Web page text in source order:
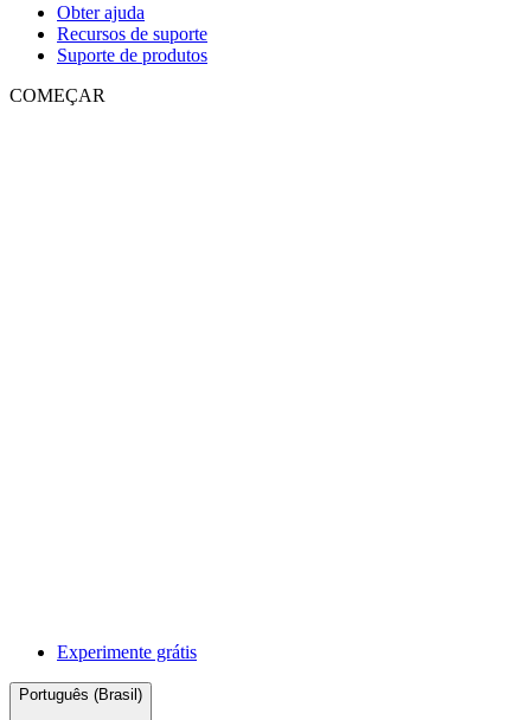
Obter ajuda
Recursos de suporte
Suporte de produtos
COMEÇAR
Experimente grátis
Português (Brasil)